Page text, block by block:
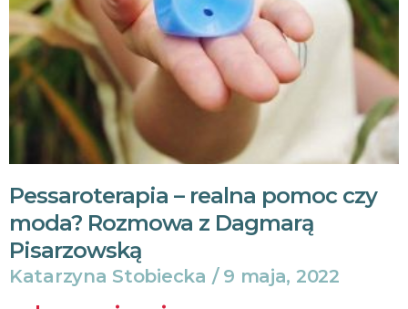
Pessaroterapia – realna pomoc czy
moda? Rozmowa z Dagmarą
Pisarzowską
Katarzyna Stobiecka 9 maja, 2022